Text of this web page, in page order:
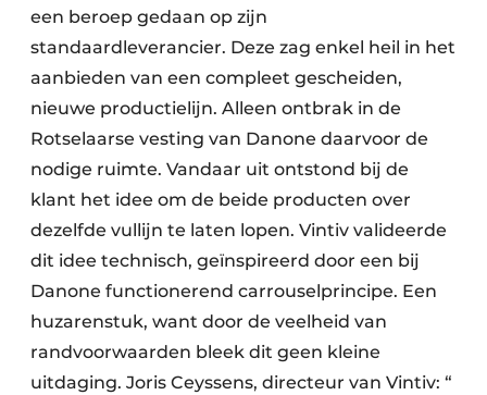
een beroep gedaan op zijn
standaardleverancier. Deze zag enkel heil in het
aanbieden van een compleet gescheiden,
nieuwe productielijn. Alleen ontbrak in de
Rotselaarse vesting van Danone daarvoor de
nodige ruimte. Vandaar uit ontstond bij de
klant het idee om de beide producten over
dezelfde vullijn te laten lopen. Vintiv valideerde
dit idee technisch, geïnspireerd door een bij
Danone functionerend carrouselprincipe. Een
huzarenstuk, want door de veelheid van
randvoorwaarden bleek dit geen kleine
uitdaging. Joris Ceyssens, directeur van Vintiv: “